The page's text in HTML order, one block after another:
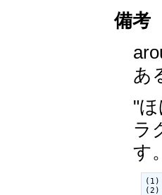
備考
あ
"
ラ
す。
(1)